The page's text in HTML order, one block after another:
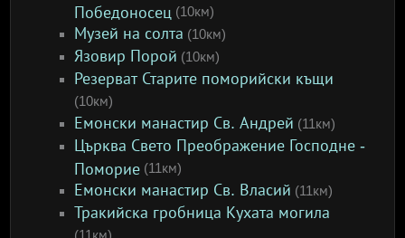
Победоносец (10км)
Музей на солта (10км)
Язовир Порой (10км)
Резерват Старите поморийски къщи
(10км)
Емонски манастир Св. Андрей (11км)
Църква Свето Преображение Господне -
Поморие (11км)
Емонски манастир Св. Власий (11км)
Тракийска гробница Кухата могила